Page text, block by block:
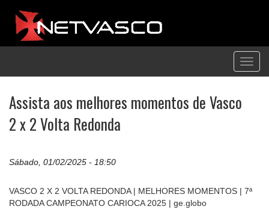
Assista aos melhores momentos de Vasco
2 x 2 Volta Redonda
Sábado, 01/02/2025 - 18:50
VASCO 2 X 2 VOLTA REDONDA | MELHORES MOMENTOS | 7ª
RODADA CAMPEONATO CARIOCA 2025 | ge.globo